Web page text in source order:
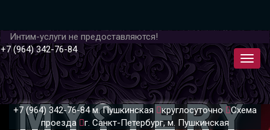
Интим-услуги не предоставляются!
+7 (964) 342-76-84
+7 (964) 342-76-84 м. Пушкинская круглосуточно
Схема
проезда
г. Санкт-Петербург, м. Пушкинская